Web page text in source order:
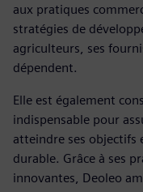
aux pratiques
stratégies de
agriculteurs, ses
dépendent.
Elle est également
indispensable pour
atteindre ses objectifs
durable. Grâce à ses
innovantes, Deoleo